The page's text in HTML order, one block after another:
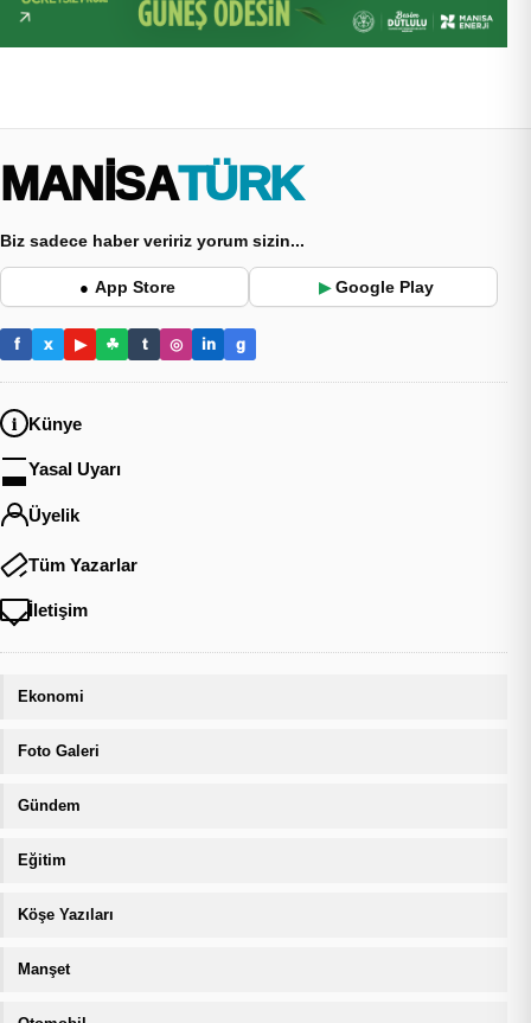
MANİSA TÜRK
Biz sadece haber veririz yorum sizin...
● App Store ▶ Google Play
f x ▶ ☘ t ◎ in g
Künye
Yasal Uyarı
Üyelik
Tüm Yazarlar
İletişim
Ekonomi
Foto Galeri
Gündem
Eğitim
Köşe Yazıları
Manşet